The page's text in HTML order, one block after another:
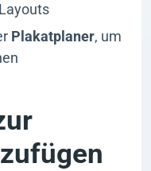
Plakatplaner, um